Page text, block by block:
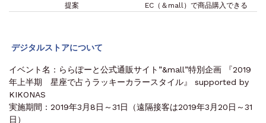
提案
EC（＆mall）で商品購入できる
デジタルストアについて
イベント名：ららぽーと公式通販サイト”&mall”特別企画 『2019
年上半期 星座で占うラッキーカラースタイル』 supported by
KIKONAS
実施期間：2019年3月8日～31日（遠隔接客は2019年3月20日～31
日）